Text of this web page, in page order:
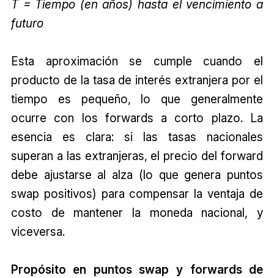
T = Tiempo (en años) hasta el vencimiento a
futuro
Esta aproximación se cumple cuando el
producto de la tasa de interés extranjera por el
tiempo es pequeño, lo que generalmente
ocurre con los forwards a corto plazo. La
esencia es clara: si las tasas nacionales
superan a las extranjeras, el precio del forward
debe ajustarse al alza (lo que genera puntos
swap positivos) para compensar la ventaja de
costo de mantener la moneda nacional, y
viceversa.
Propósito en puntos swap y forwards de